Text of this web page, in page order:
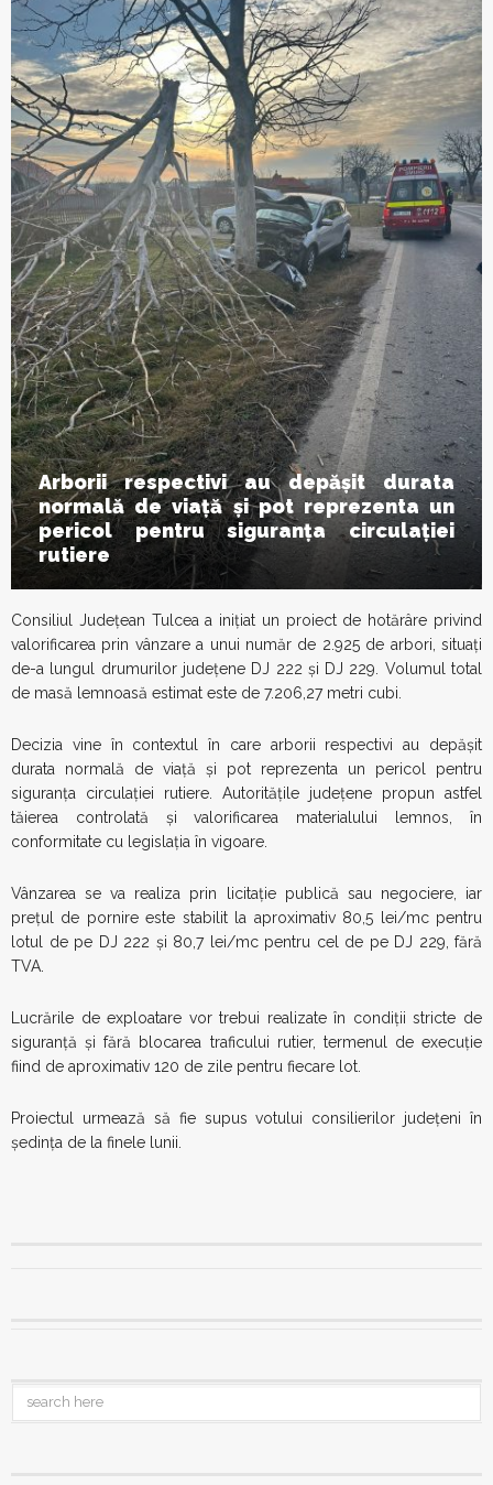
Arborii respectivi au depășit durata
normală de viață și pot reprezenta un
pericol pentru siguranța circulației
rutiere
Consiliul Județean Tulcea a inițiat un proiect de hotărâre privind
valorificarea prin vânzare a unui număr de 2.925 de arbori, situați
de-a lungul drumurilor județene DJ 222 și DJ 229. Volumul total
de masă lemnoasă estimat este de 7.206,27 metri cubi.
Decizia vine în contextul în care arborii respectivi au depășit
durata normală de viață și pot reprezenta un pericol pentru
siguranța circulației rutiere. Autoritățile județene propun astfel
tăierea controlată și valorificarea materialului lemnos, în
conformitate cu legislația în vigoare.
Vânzarea se va realiza prin licitație publică sau negociere, iar
prețul de pornire este stabilit la aproximativ 80,5 lei/mc pentru
lotul de pe DJ 222 și 80,7 lei/mc pentru cel de pe DJ 229, fără
TVA.
Lucrările de exploatare vor trebui realizate în condiții stricte de
siguranță și fără blocarea traficului rutier, termenul de execuție
fiind de aproximativ 120 de zile pentru fiecare lot.
Proiectul urmează să fie supus votului consilierilor județeni în
ședința de la finele lunii.